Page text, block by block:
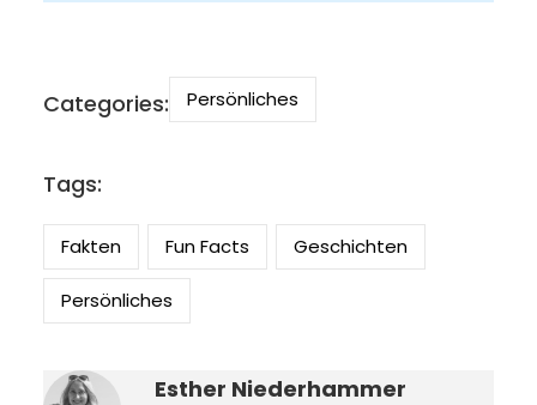
Categories: Persönliches
Tags:
Fakten Fun Facts Geschichten
Persönliches
Esther Niederhammer